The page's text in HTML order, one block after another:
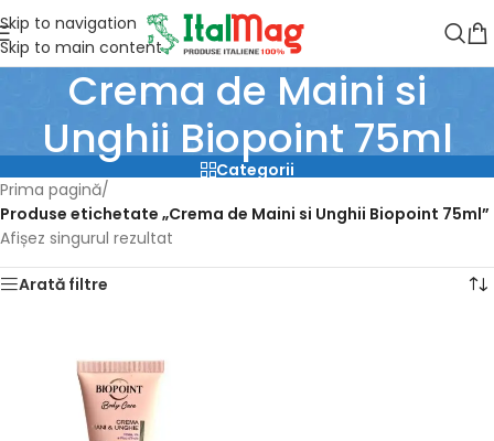
Skip to navigation
Skip to main content
Crema de Maini si
Unghii Biopoint 75ml
Categorii
Prima pagină/
Produse etichetate „Crema de Maini si Unghii Biopoint 75ml”
Afișez singurul rezultat
Arată filtre